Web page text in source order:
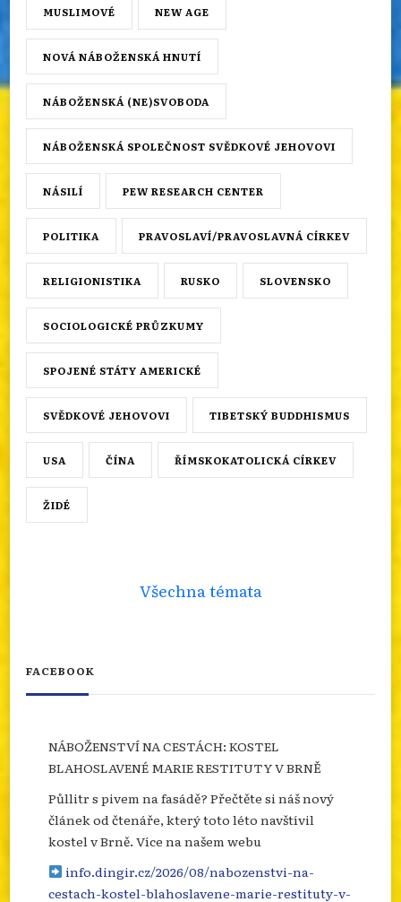
MUSLIMOVÉ NEW AGE
NOVÁ NÁBOŽENSKÁ HNUTÍ
NÁBOŽENSKÁ (NE)SVOBODA
NÁBOŽENSKÁ SPOLEČNOST SVĚDKOVÉ JEHOVOVI
NÁSILÍ PEW RESEARCH CENTER
POLITIKA PRAVOSLAVÍ/PRAVOSLAVNÁ CÍRKEV
RELIGIONISTIKA RUSKO SLOVENSKO
SOCIOLOGICKÉ PRŮZKUMY
SPOJENÉ STÁTY AMERICKÉ
SVĚDKOVÉ JEHOVOVI TIBETSKÝ BUDDHISMUS
USA ČÍNA ŘÍMSKOKATOLICKÁ CÍRKEV
ŽIDÉ
Všechna témata
FACEBOOK
NÁBOŽENSTVÍ NA CESTÁCH: KOSTEL
BLAHOSLAVENÉ MARIE RESTITUTY V BRNĚ
Půllitr s pivem na fasádě? Přečtěte si náš nový
článek od čtenáře, který toto léto navštívil
kostel v Brně. Více na našem webu
info.dingir.cz/2026/08/nabozenstvi-na-
cestach-kostel-blahoslavene-marie-restituty-v-